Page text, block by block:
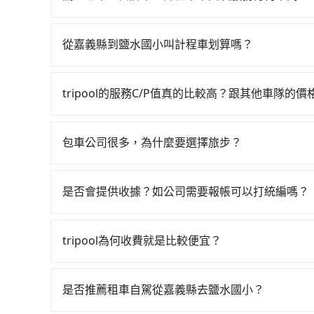
台預定時價格而定，通常愈長程價格CP值愈高。
從嘉義縣到鹽水國小叫計程車划算嗎？
港新港萬通計程車等叫車看看。依照里程跳錶計
計費，約有47%會採現場議價，建議最好先上網
tripool的服務C/P值真的比較高？跟其他車隊的價
的台灣大車隊、大都會、LINE Taxi、Uber，機
絕大多數乘客出行的最佳選擇。
包車公司很多，為什麼要選擇旅步？
供更彈性的取消訂單規定，並致力於提供高品質
是否會提供收據？如公司需要報帳可以打統編嗎？
付款前可以輸入公司的抬頭與統編，可向國稅局
tripool為何收費就是比較便宜？
為司機素質比較差、車上會有煙味、或者車齡過
是否推薦租車自駕從嘉義縣去鹽水國小？